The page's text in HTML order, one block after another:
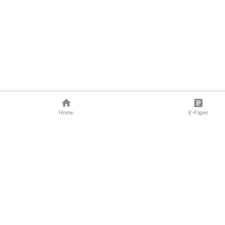
Home E-Paper